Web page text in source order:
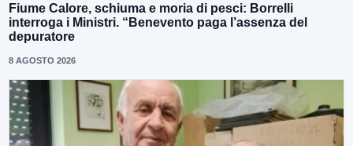
Fiume Calore, schiuma e moria di pesci: Borrelli
interroga i Ministri. “Benevento paga l’assenza del
depuratore
8 AGOSTO 2026